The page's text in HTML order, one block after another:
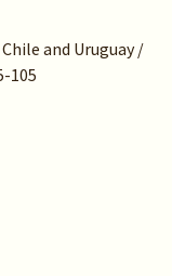
and Uruguay /
105